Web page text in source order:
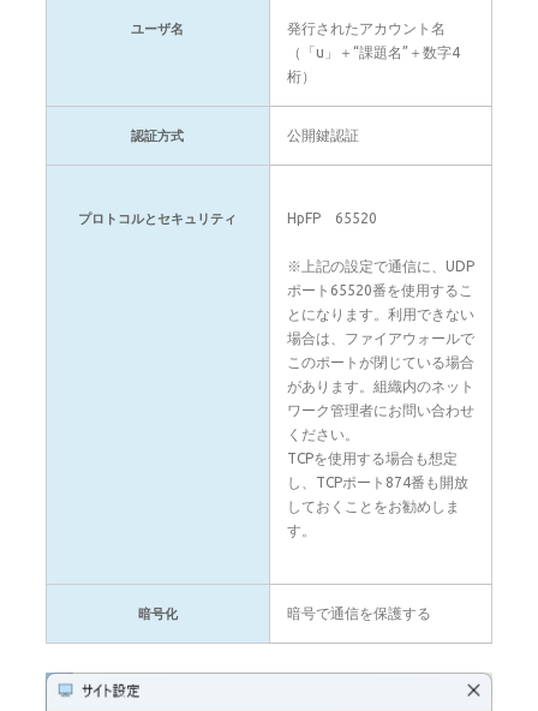
ユーザ名
発行されたアカウント名
（「u」＋“課題名”＋数字4
桁）
認証方式 公開鍵認証
プロトコルとセキュリティ HpFP 65520
※上記の設定で通信に、UDP
ポート65520番を使用するこ
とになります。利用できない
場合は、ファイアウォールで
このポートが閉じている場合
があります。組織内のネット
ワーク管理者にお問い合わせ
ください。
TCPを使用する場合も想定
し、TCPポート874番も開放
しておくことをお勧めしま
す。
暗号化 暗号で通信を保護する